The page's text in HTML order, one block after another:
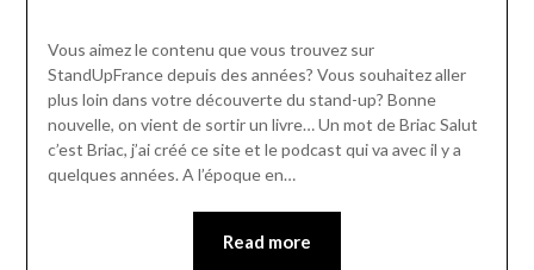
Vous aimez le contenu que vous trouvez sur
StandUpFrance depuis des années? Vous souhaitez aller
plus loin dans votre découverte du stand-up? Bonne
nouvelle, on vient de sortir un livre… Un mot de Briac Salut
c’est Briac, j’ai créé ce site et le podcast qui va avec il y a
quelques années. A l’époque en…
Read more